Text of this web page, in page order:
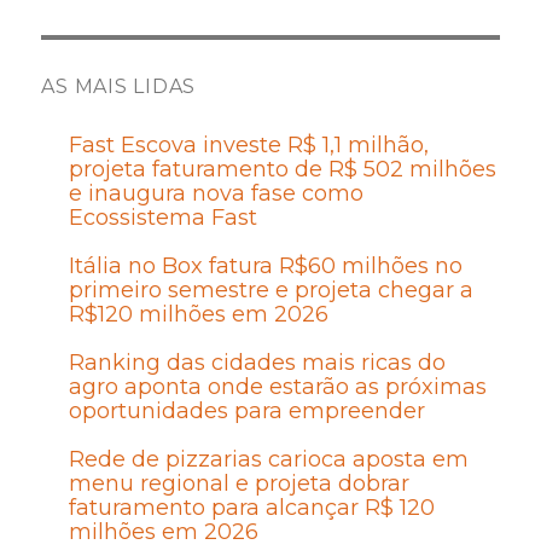
AS MAIS LIDAS
Fast Escova investe R$ 1,1 milhão,
projeta faturamento de R$ 502 milhões
e inaugura nova fase como
Ecossistema Fast
Itália no Box fatura R$60 milhões no
primeiro semestre e projeta chegar a
R$120 milhões em 2026
Ranking das cidades mais ricas do
agro aponta onde estarão as próximas
oportunidades para empreender
Rede de pizzarias carioca aposta em
menu regional e projeta dobrar
faturamento para alcançar R$ 120
milhões em 2026